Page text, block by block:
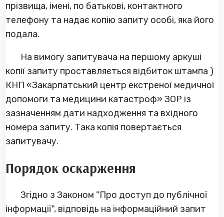
прізвища, імені, по батькові, контактного
телефону та надає копію запиту особі, яка його
подала.
На вимогу запитувача на першому аркуші
копії запиту проставляється відбиток штампа )
КНП «Закарпатський центр екстреної медичної
допомоги та медицини катастроф» ЗОР із
зазначенням дати надходження та вхідного
номера запиту. Така копія повертається
запитувачу.
Порядок оскарження
Згідно з Законом "Про доступ до публічної
інформації", відповідь на інформаційний запит